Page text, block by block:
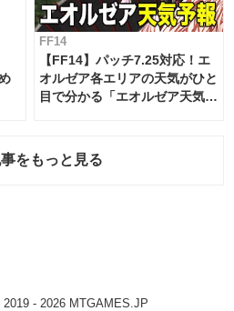
FF14
【FF14】パッチ7.25対応！エ
オルゼア各エリアの天気がひと
目で分かる「エオルゼア天気予
をもっと見る
- 2026 MTGAMES.JP